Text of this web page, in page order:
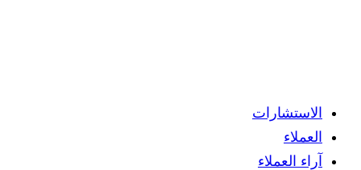
الاستشارات
العملاء
آراء العملاء